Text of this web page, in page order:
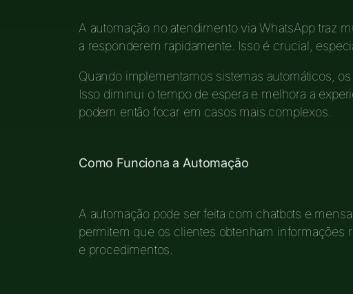
A automação no atendimento via WhatsApp traz
a responderem rapidamente. Isso é crucial,
Quando implementamos sistemas automáticos,
Isso diminui o tempo de espera e melhora a
podem então focar em casos mais complexos.
Como Funciona a Automação
A automação pode ser feita com chatbots e
permitem que os clientes obtenham informações
e procedimentos.